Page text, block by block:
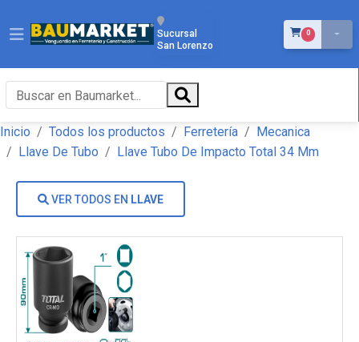
Sucursal
San Lorenzo
0ÍTEMS EN EL
Inicio Todos los productos Ferretería
Mecanica
Llave De Tubo
Llave Tubo De Impacto Total 34 Mm
VER TODOS EN LLAVE